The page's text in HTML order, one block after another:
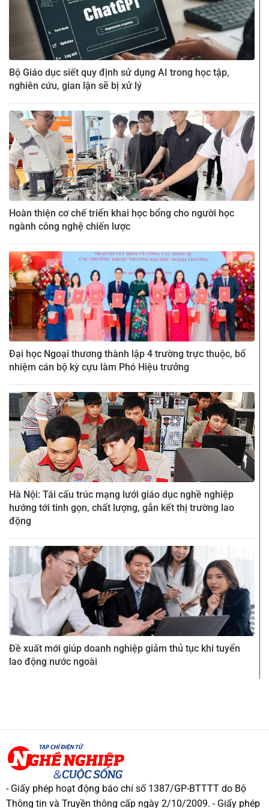
Bộ Giáo dục siết quy định sử dụng AI trong học tập,
nghiên cứu, gian lận sẽ bị xử lý
Hoàn thiện cơ chế triển khai học bổng cho người học
ngành công nghệ chiến lược
Đại học Ngoại thương thành lập 4 trường trực thuộc, bổ
nhiệm cán bộ kỳ cựu làm Phó Hiệu trưởng
Hà Nội: Tái cấu trúc mạng lưới giáo dục nghề nghiệp
hướng tới tinh gọn, chất lượng, gắn kết thị trường lao
động
Đề xuất mới giúp doanh nghiệp giảm thủ tục khi tuyển
lao động nước ngoài
- Giấy phép hoạt động báo chí số 1387/GP-BTTTT do Bộ
Thông tin và Truyền thông cấp ngày 2/10/2009. - Giấy phép